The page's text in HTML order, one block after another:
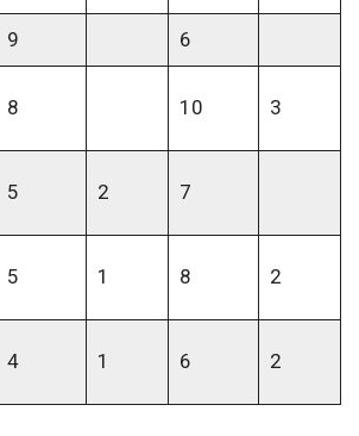
9 6
8 10 3
5 2 7
5 1 8 2
4 1 6 2